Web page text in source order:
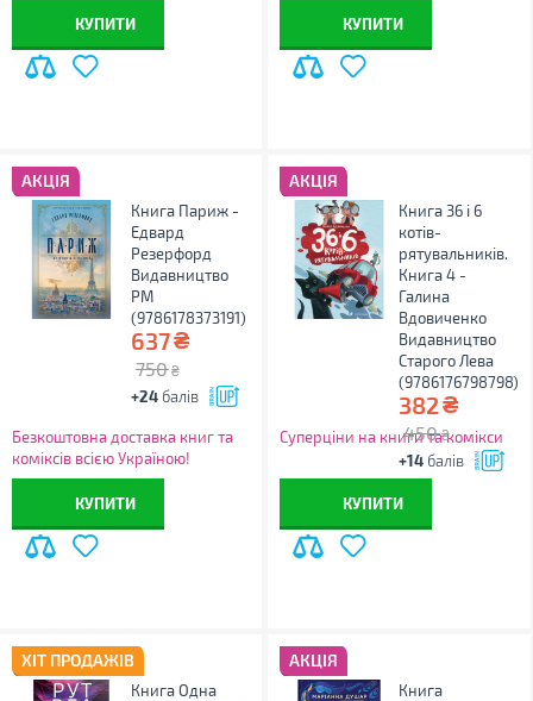
КУПИТИ КУПИТИ
АКЦІЯ
Книга Париж -
Едвард
Резерфорд
Видавництво
РМ
(9786178373191)
637₴
750 ₴
+24 балів
Безкоштовна доставка книг та
коміксів всією Україною!
КУПИТИ
АКЦІЯ
Книга 36 і 6
котів-
рятувальників.
Книга 4 -
Галина
Вдовиченко
Видавництво
Старого Лева
(9786176798798)
382₴
450 ₴
+14 балів
Суперціни на книги та комікси
КУПИТИ
ХІТ ПРОДАЖІВ
Книга Одна
АКЦІЯ
Книга